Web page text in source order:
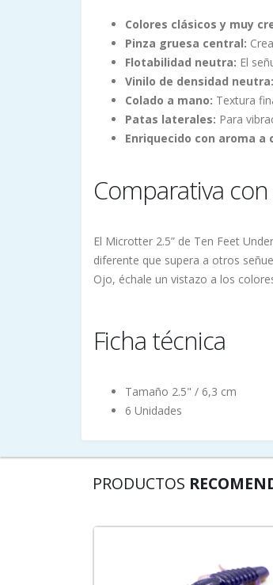
Colores clásicos y muy
Pinza gruesa central:
Flotabilidad neutra: El
Vinilo de densidad neutra:
Colado a mano: Textura
Patas laterales: Para
Enriquecido con aroma a
Comparativa
El Microtter 2.5” de Ten Feet
diferente que supera a otros
Ojo, échale un vistazo a los
Ficha técnica
Tamaño 2.5" / 6,3 cm
6 Unidades
PRODUCTOS